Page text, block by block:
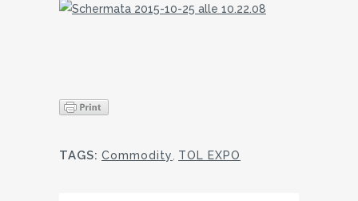
TAGS: Commodity TOL EXPO